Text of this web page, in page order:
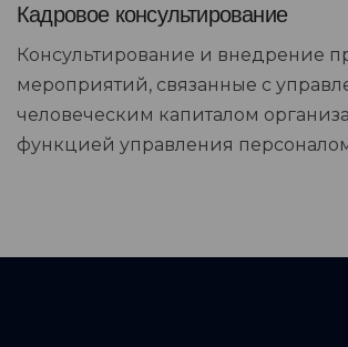
Кадровое консультирование
Консультирование и внедрение
мероприятий, связанные с
человеческим капиталом
функцией управления